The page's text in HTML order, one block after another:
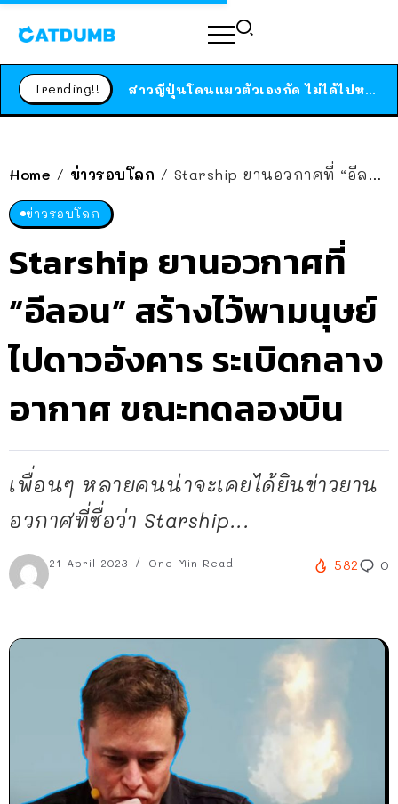
Trending!! ได้เวลาเด็กหนวดรวมตัว RF Online Next เปิดให้เล่นแล้ว เกม Sci-Fi MMORPG ระดับตำนาน เล่นได้ทั้งมือถือและ PC
Home / ข่าวรอบโลก / Starship ยานอวกาศที่ “อีลอน” สร้างไว้พามนุษย์ไปดาวอังคาร ระเบิดกลางอากาศ ขณะทดลองบิน
ข่าวรอบโลก
Starship ยานอวกาศที่
“อีลอน” สร้างไว้พามนุษย์
ไปดาวอังคาร ระเบิดกลาง
อากาศ ขณะทดลองบิน
เพื่อนๆ หลายคนน่าจะเคยได้ยินข่าวยาน
อวกาศที่ชื่อว่า Starship...
21 April 2023 One Min Read 582 0